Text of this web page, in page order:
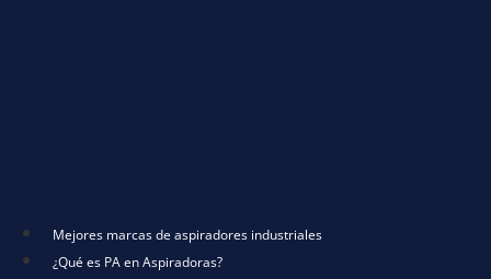
Mejores marcas de aspiradores industriales
¿Qué es PA en Aspiradoras?